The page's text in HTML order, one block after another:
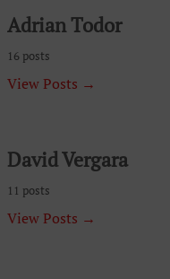
Adrian Todor
16 posts
View Posts →
David Vergara
11 posts
View Posts →